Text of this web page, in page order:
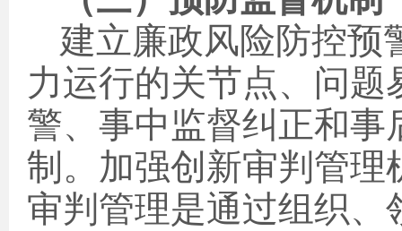
建立廉政风险防控预
力运行的关节点、问
警、事中监督纠正和
制。加强创新审判管理
审判管理是通过组织